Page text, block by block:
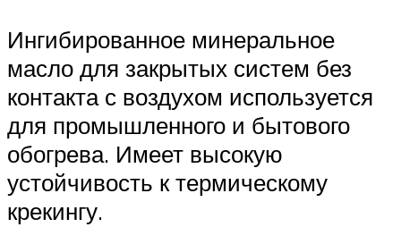
Ингибированное минеральное
масло для закрытых систем без
контакта с воздухом используется
для промышленного и бытового
обогрева. Имеет высокую
устойчивость к термическому
крекингу.